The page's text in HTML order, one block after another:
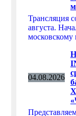
Трансляция
августа.
московскому
04.08.2026